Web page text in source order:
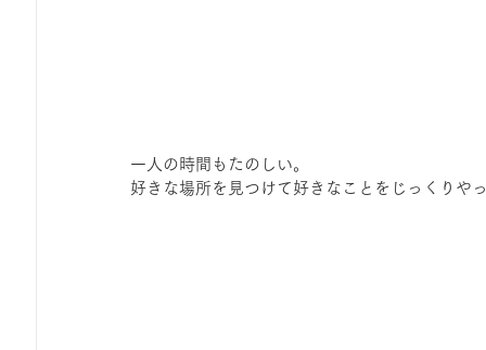
一人の時間もたのしい。
好きな場所を見つけて好きなことをじっくりや